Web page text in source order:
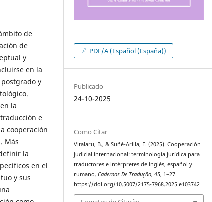
de
de
y
en la
y
la
e
cooperación
Más
la
en el
y sus
PDF/A (Español (España))
Publicado
24-10-2025
Como Citar
Vitalaru, B., & Suñé-Arilla, E. (2025). Cooperación
judicial internacional: terminología jurídica para
traductores e intérpretes de inglés, español y
rumano.Cadernos De Tradução,45, 1–27.
https://doi.org/10.5007/2175-7968.2025.e103742